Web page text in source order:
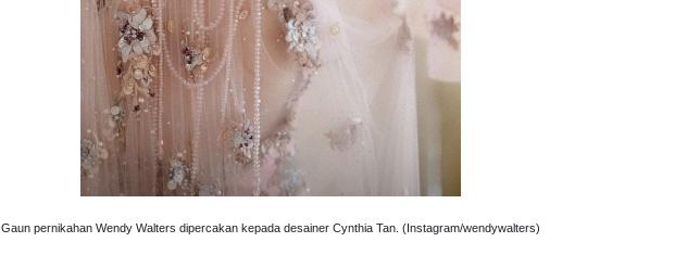
Gaun pernikahan Wendy Walters dipercakan kepada desainer Cynthia Tan. (Instagram/wendywalters)